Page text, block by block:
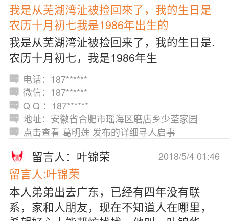
我是从芜湖湾沚被捡回來了，我的生日是
农历十月初七我是1986年出生的
我是从芜湖湾沚被捡回来了，我的生日是.
农历十月初七，我是1986年生
电话：187******
微信：187******
Q Q ：187******
地址：安徽省合肥市瑶海区磨店乡少荃家园
点击查看 葛明莲 发布的详细寻人启事
2018/5/4 01:46
留言人：叶锦荣
留言人:叶锦荣
本人弟弟出去广东，已经有四年没有联
系，家和人朋友，现在不知道人在哪里，